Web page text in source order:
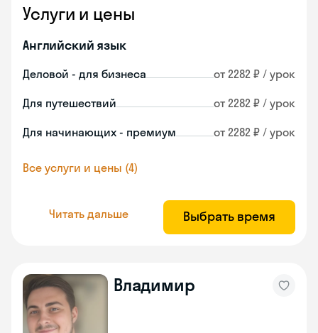
Услуги и цены
Английский язык
Деловой - для бизнеса от 2282 ₽ / урок
Для путешествий от 2282 ₽ / урок
Для начинающих - премиум от 2282 ₽ / урок
Все услуги и цены (4)
Читать дальше Выбрать время
Владимир